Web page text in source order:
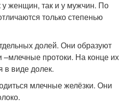
у женщин, так и у мужчин. По
только степенью
долей. Они образуют
–млечные протоки. На конце их
виде долек.
млечные желёзки. Они